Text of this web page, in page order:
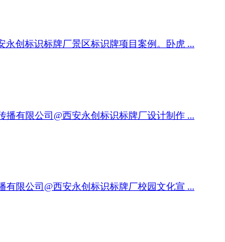
创标识标牌厂景区标识牌项目案例。卧虎 ...
有限公司@西安永创标识标牌厂设计制作 ...
限公司@西安永创标识标牌厂校园文化宣 ...